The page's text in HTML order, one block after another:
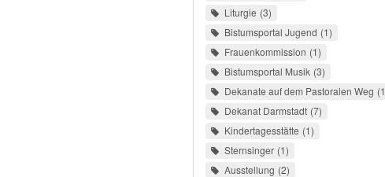
Liturgie 3
Bistumsportal Jugend 1
Frauenkommission 1
Bistumsportal Musik 3
Dekanate auf dem Pastoralen Weg 1
Dekanat Darmstadt 7
Kindertagesstätte 1
Sternsinger 1
Ausstellung 2